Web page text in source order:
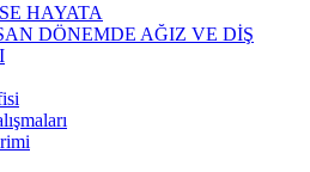
HAYATA
DÖNEMDE AĞIZ VE DİŞ